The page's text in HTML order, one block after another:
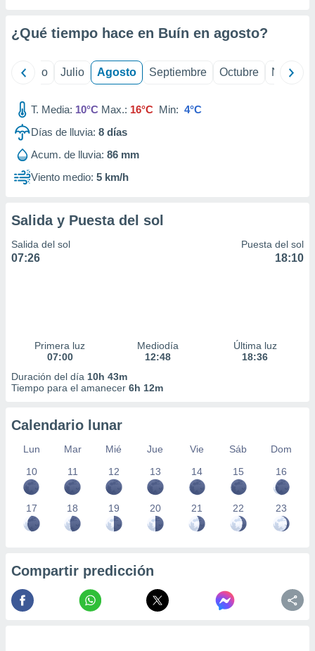
mediante
publicidad
1199
¿Qué tiempo hace en Buín en agosto?
Junio Julio Agosto Septiembre Octubre
T. Media: 10°C Max.: 16°C Min: 4°C
Días de lluvia: 8 días
Acum. de lluvia: 86 mm
Viento medio: 5 km/h
Salida y Puesta del sol
Salida del sol
07:26
Puesta del sol
18:10
Primera luz
07:00
Mediodía
12:48
Última luz
18:36
Duración del día 10h 43m
Tiempo para el amanecer 6h 12m
Calendario lunar
Lun Mar Mié Jue Vie Sáb
Dom
10
11 12 13 14 15 16
17 18 19 20 21 22 23
Compartir predicción